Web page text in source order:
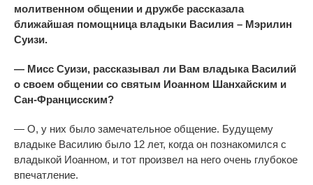
молитвенном общении и дружбе рассказала
ближайшая помощница владыки Василия – Мэрилин
Суизи.
— Мисс Суизи, рассказывал ли Вам владыка Василий
о своем общении со святым Иоанном Шанхайским и
Сан-Францисским?
— О, у них было замечательное общение. Будущему
владыке Василию было 12 лет, когда он познакомился с
владыкой Иоанном, и тот произвел на него очень глубокое
впечатление.